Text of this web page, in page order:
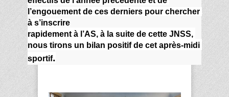
l’engouement de ces derniers pour chercher
à s’inscrire
rapidement à l’AS, à la suite de cette JNSS,
nous tirons un bilan positif de cet après-midi
sportif.